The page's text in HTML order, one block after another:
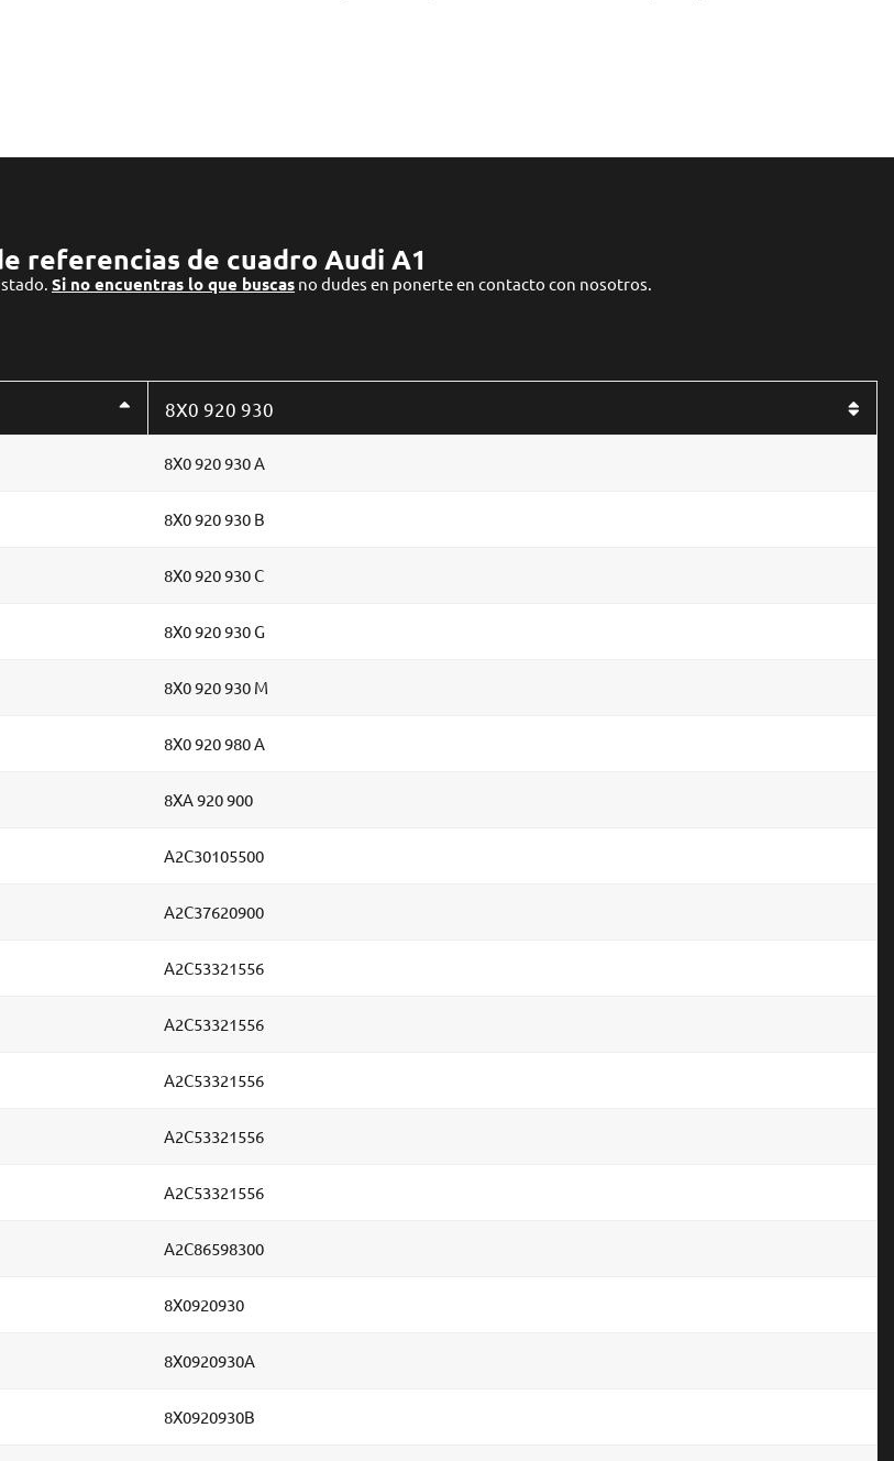
referencias de cuadro Audi A1
Si no encuentras lo que buscas no dudes en ponerte en contacto con nosotros.
8X0 920 930
8X0 920 930 A
8X0 920 930 B
8X0 920 930 C
8X0 920 930 G
8X0 920 930 M
8X0 920 980 A
8XA 920 900
A2C30105500
A2C37620900
A2C53321556
A2C53321556
A2C53321556
A2C53321556
A2C53321556
A2C86598300
8X0920930
8X0920930A
8X0920930B